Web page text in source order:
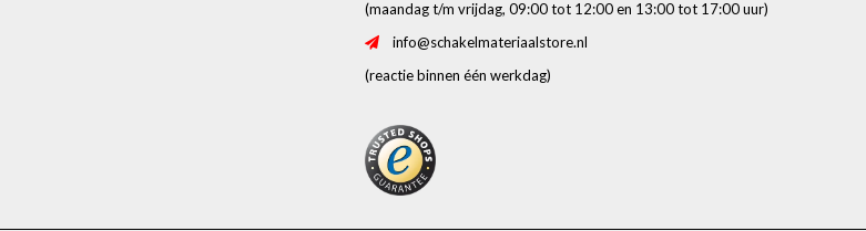
(maandag t/m vrijdag, 09:00 tot 12:00 en 13:00 tot 17:00 uur)
info@schakelmateriaalstore.nl
(reactie binnen één werkdag)